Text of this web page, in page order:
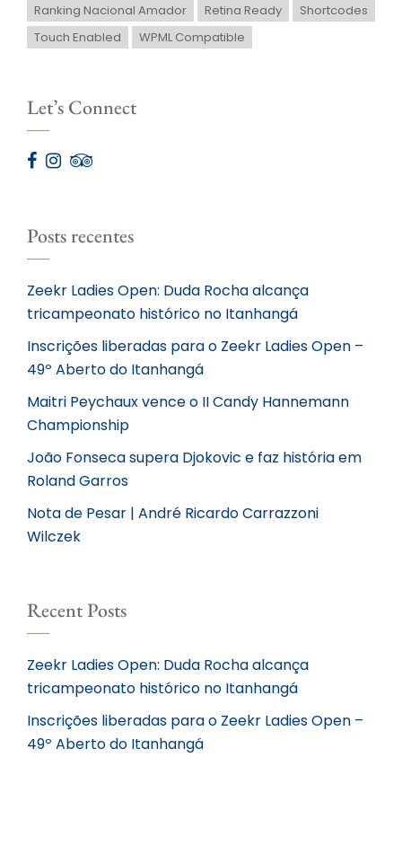
Ranking Nacional Amador
Retina Ready
Shortcodes
Touch Enabled
WPML Compatible
Let’s Connect
Posts recentes
Zeekr Ladies Open: Duda Rocha alcança
tricampeonato histórico no Itanhangá
Inscrições liberadas para o Zeekr Ladies Open –
49º Aberto do Itanhangá
Maitri Peychaux vence o II Candy Hannemann
Championship
João Fonseca supera Djokovic e faz história em
Roland Garros
Nota de Pesar | André Ricardo Carrazzoni
Wilczek
Recent Posts
Zeekr Ladies Open: Duda Rocha alcança
tricampeonato histórico no Itanhangá
Inscrições liberadas para o Zeekr Ladies Open –
49º Aberto do Itanhangá